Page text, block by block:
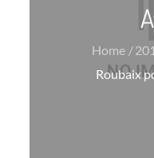
Home
Roubaix